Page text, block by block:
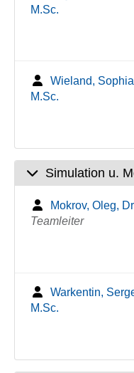
M.Sc.
Wieland,
M.Sc.
Simulation u.
Mokrov, Oleg,
Teamleiter
Warkentin,
M.Sc.